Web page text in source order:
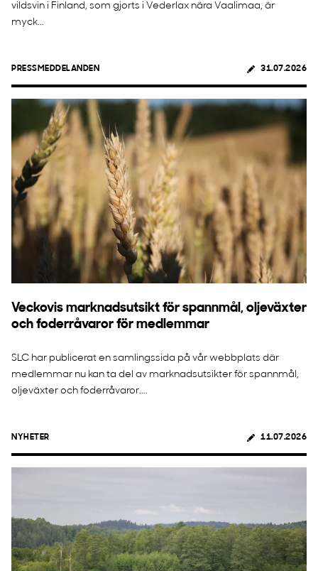
vildsvin i Finland, som gjorts i Vederlax nära Vaalimaa, är
myck...
PRESSMEDDELANDEN 31.07.2026
Veckovis marknadsutsikt för spannmål, oljeväxter
och foderråvaror för medlemmar
SLC har publicerat en samlingssida på vår webbplats där
medlemmar nu kan ta del av marknadsutsikter för spannmål,
oljeväxter och foderråvaror....
NYHETER 11.07.2026